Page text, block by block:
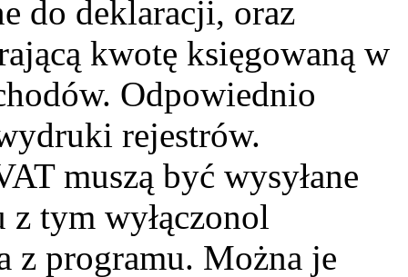
do deklaracji, oraz
kwotę księgowaną w
Odpowiednio
rejestrów.
muszą być wysyłane
tym wyłączonol
z programu. Można je